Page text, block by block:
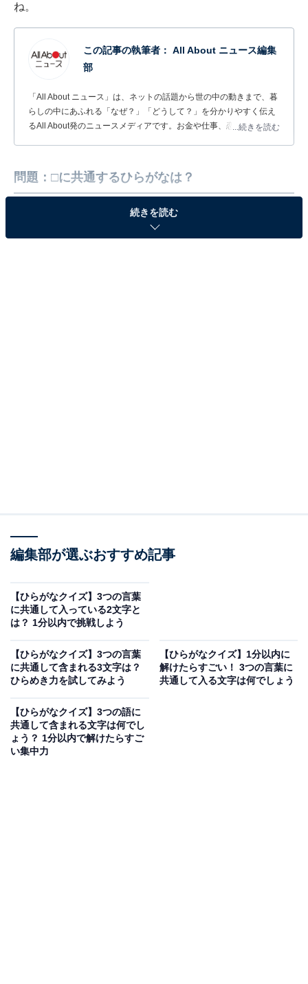
ね。
この記事の執筆者： All About ニュース編集
部
「All About ニュース」は、ネットの話題から世の中の動きまで、暮
らしの中にあふれる「なぜ？」「どうして？」を分かりやすく伝え
るAll About発のニュースメディアです。お金や仕事、恋愛、ITに関
...続きを読む
問題：□に共通するひらがなは？
□□いれ
次ページ
続きを読む
編集部が選ぶおすすめ記事
【ひらがなクイズ】3つの言葉
に共通して入っている2文字と
は？ 1分以内で挑戦しよう
【ひらがなクイズ】3つの言葉
に共通して含まれる3文字は？
ひらめき力を試してみよう
【ひらがなクイズ】1分以内に
解けたらすごい！ 3つの言葉に
共通して入る文字は何でしょう
【ひらがなクイズ】3つの語に
共通して含まれる文字は何でし
ょう？ 1分以内で解けたらすご
い集中力